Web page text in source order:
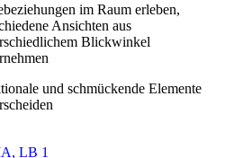
im Raum erleben,
Ansichten aus
Blickwinkel
und schmückende Elemente
LB 1